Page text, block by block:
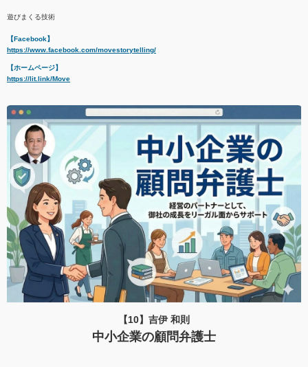
遊びまくる技術
【Facebook】
https://www.facebook.com/movestorytelling/
【ホームページ】
https://lit.link/Move
【10】吉伊 和則
中小企業の顧問弁護士